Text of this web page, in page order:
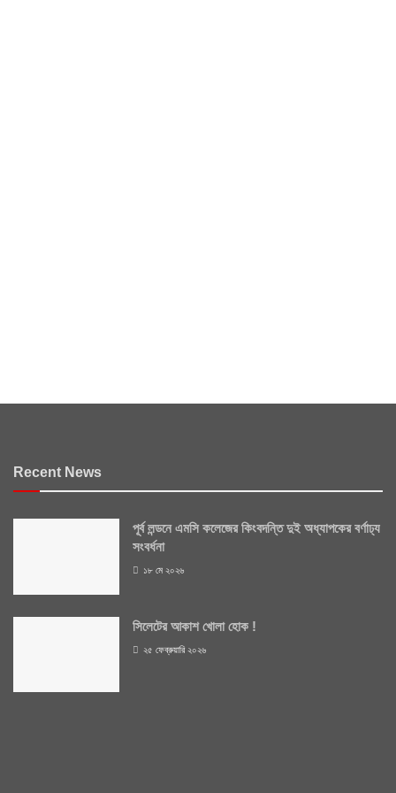
Recent News
পূর্ব লন্ডনে এমসি কলেজের কিংবদন্তি দুই অধ্যাপকের বর্ণাঢ্য
সংবর্ধনা
১৮ মে ২০২৬
সিলেটের আকাশ খোলা হোক !
২৫ ফেব্রুয়ারি ২০২৬